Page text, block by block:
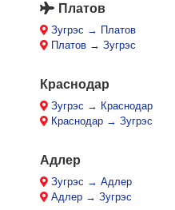
Платов
Зугрэс → Платов
Платов → Зугрэс
Краснодар
Зугрэс → Краснодар
Краснодар → Зугрэс
Адлер
Зугрэс → Адлер
Адлер → Зугрэс